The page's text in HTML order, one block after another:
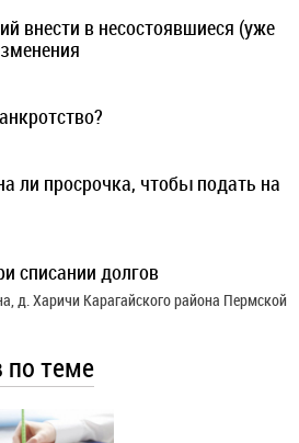
внести в несостоявшиеся (уже
ли просрочка, чтобы подать на
списании долгов
д. Харичи Карагайского района Пермской
теме